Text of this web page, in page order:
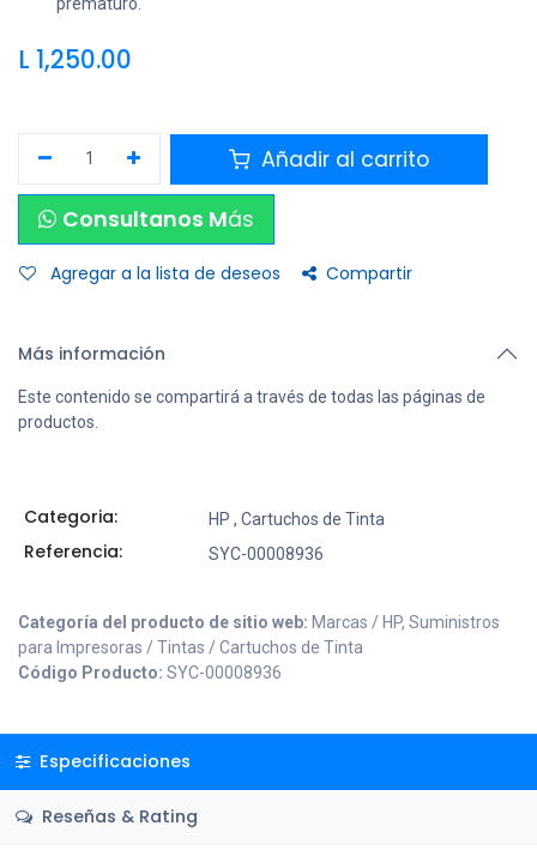
L 1,250.00
Añadir al carrito
Consultanos Más
Agregar a la lista de deseos Compartir
Más información
Este contenido se compartirá a través de todas las páginas de
productos.
Categoria: HP , Cartuchos de Tinta
Referencia: SYC-00008936
Categoría del producto de sitio web: Marcas / HP, Suministros
para Impresoras / Tintas / Cartuchos de Tinta
Código Producto: SYC-00008936
Especificaciones
Reseñas & Rating